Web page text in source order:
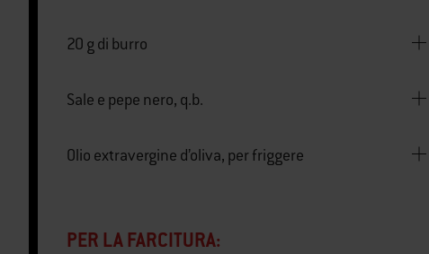
20 g di burro
Sale e pepe nero, q.b.
Olio extravergine d’oliva, per friggere
PER LA FARCITURA: